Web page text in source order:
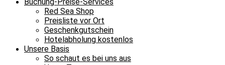
Red Sea Shop
Preisliste vor Ort
Geschenkgutschein
Hotelabholung kostenlos
Unsere Basis
So schaut es bei uns aus